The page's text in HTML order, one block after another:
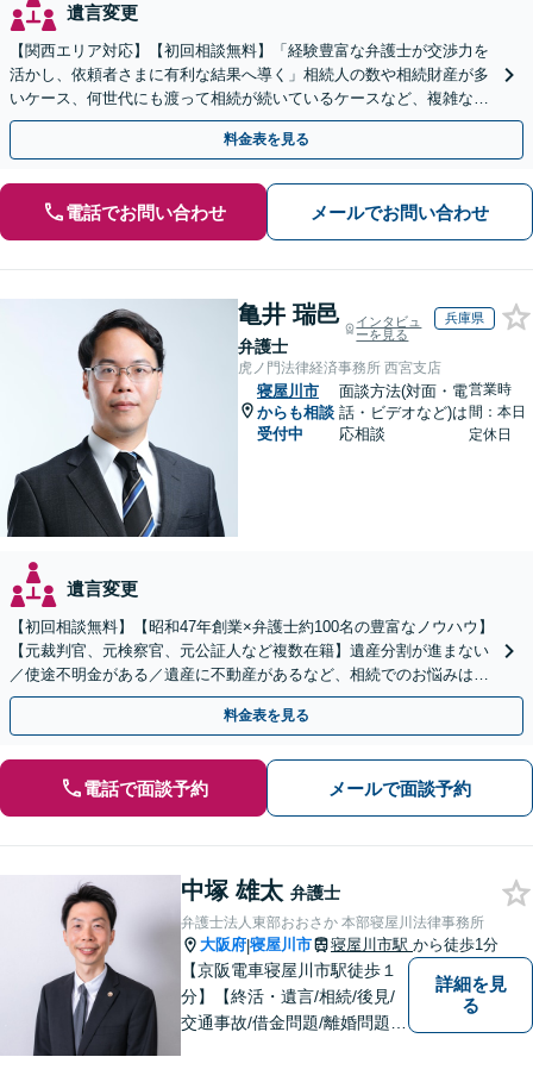
遺言変更
【関西エリア対応】【初回相談無料】「経験豊富な弁護士が交渉力を
活かし、依頼者さまに有利な結果へ導く」相続人の数や相続財産が多
いケース、何世代にも渡って相続が続いているケースなど、複雑な事
案でも対応！協議、調停、審判どのフェーズからも相談可
料金表を見る
電話でお問い合わせ メールでお問い合わせ
亀井 瑞邑
弁護士
インタビュ
ーを見る
兵庫県
虎ノ門法律経済事務所 西宮支店
寝屋川市
からも相談
受付中
面談方法(対面・電
話・ビデオなど)は
応相談
営業時
間：本日
定休日
遺言変更
【初回相談無料】【昭和47年創業×弁護士約100名の豊富なノウハウ】
【元裁判官、元検察官、元公証人など複数在籍】遺産分割が進まない
／使途不明金がある／遺産に不動産があるなど、相続でのお悩みはご
相談ください【他士業連携で登記・税も対応】
料金表を見る
電話で面談予約 メールで面談予約
中塚 雄太 弁護士
弁護士法人東部おおさか 本部寝屋川法律事務所
大阪府|寝屋川市 寝屋川市駅 から徒歩1分
【京阪電車寝屋川市駅徒歩１
分】【終活・遺言/相続/後見/
交通事故/借金問題/離婚問題等
詳細を見
る